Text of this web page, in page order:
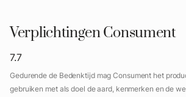
Verplichtingen Consument
7.7
Gedurende de Bedenktijd mag Consument het
gebruiken met als doel de aard, kenmerken en de